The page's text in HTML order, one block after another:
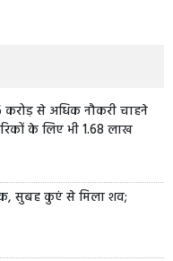
करोड़ से अधिक नौकरी चाहने
के लिए भी 1.68 लाख
सुबह कुएं से मिला शव;